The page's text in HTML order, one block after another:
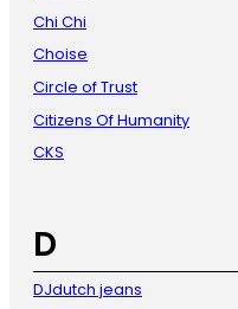
Chi Chi
Choise
Circle of Trust
Citizens Of Humanity
CKS
D
DJdutch jeans